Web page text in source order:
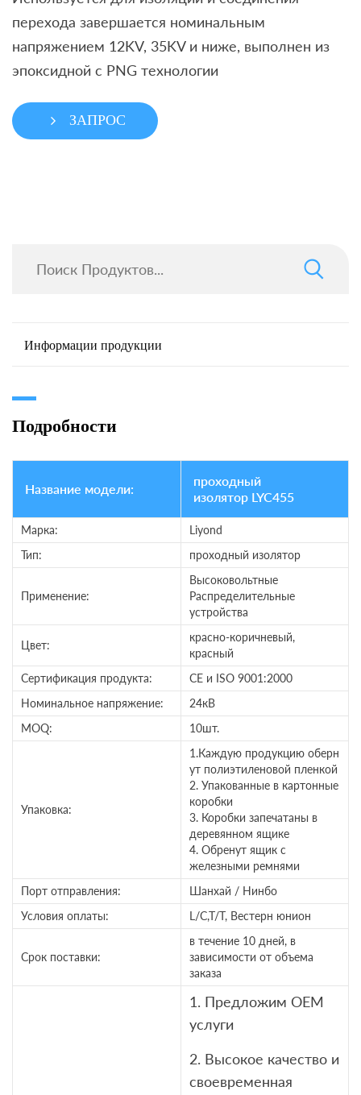
перехода завершается номинальным
напряжением 12KV, 35KV и ниже, выполнен из
эпоксидной с PNG технологии
ЗАПРОС
Информации продукции
Подробности
Название модели:
проходный
изолятор LYC455
Марка:
Liyond
Тип:
проходный изолятор
Применение:
Высоковольтные
Распределительные
устройства
Цвет:
красно-коричневый,
красный
Сертификация продукта:
CE и ISO 9001:2000
Номинальное напряжение:
24кВ
MOQ:
10шт.
Упаковка:
1.Каждую продукцию оберн
ут полиэтиленовой пленкой
2. Упакованные в картонные
коробки
3. Коробки запечатаны в
деревянном ящике
4. Обренут ящик с
железными ремнями
Порт отправления:
Шанхай / Нинбо
Условия оплаты:
L/C,T/T, Вестерн юнион
Срок поставки:
в течение 10 дней, в
зависимости от объема
заказа
1. Предложим OEM
услуги
2. Высокое качество и
своевременная